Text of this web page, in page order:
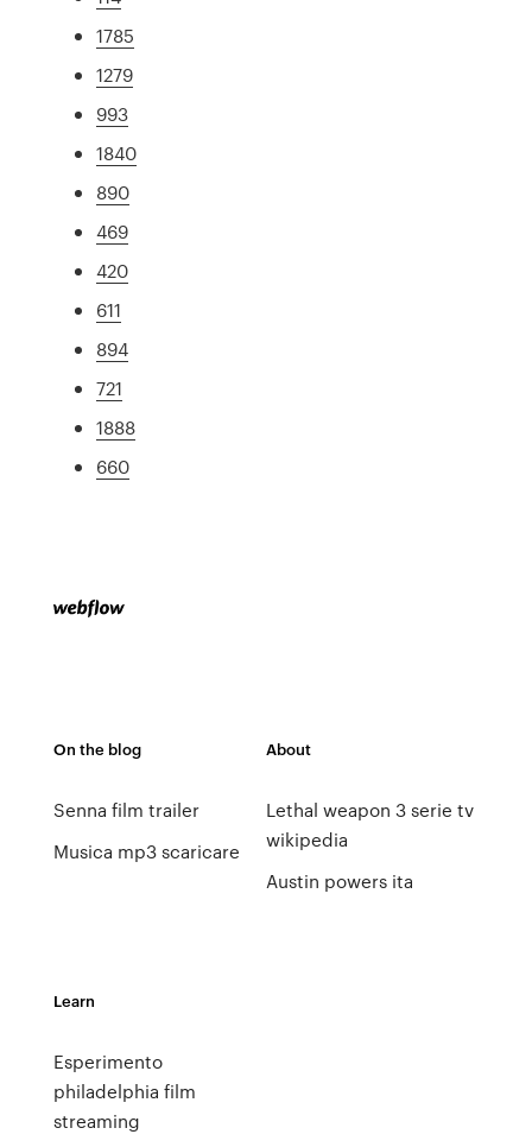
1785
1279
993
1840
890
469
420
611
894
721
1888
660
On the blog
Senna film trailer
Musica mp3 scaricare
About
Lethal weapon 3 serie tv
wikipedia
Austin powers ita
Learn
Esperimento
philadelphia film
streaming